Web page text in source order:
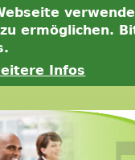
ermöglichen.
Infos